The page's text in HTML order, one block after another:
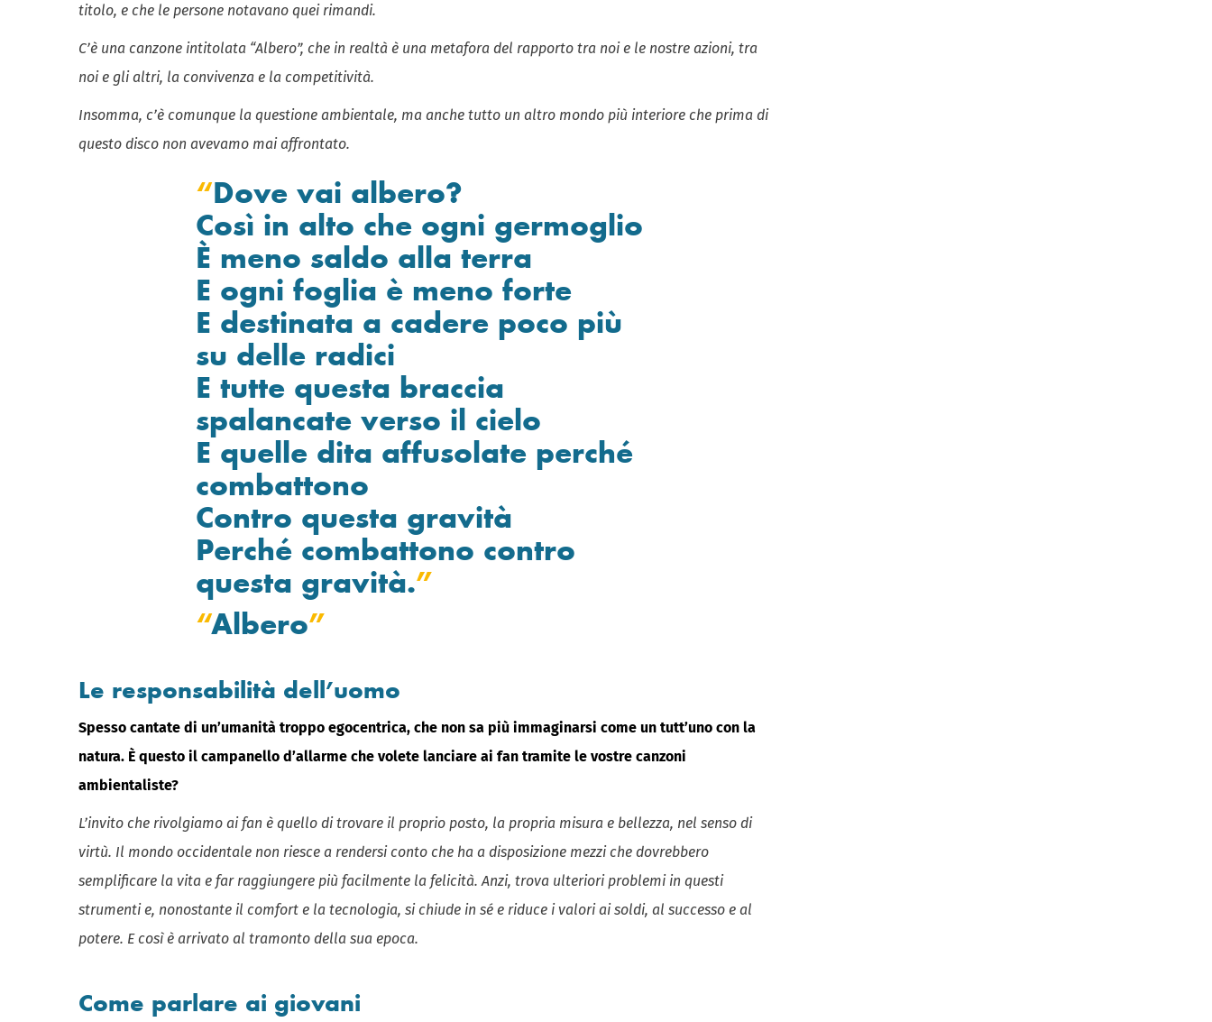
titolo, e che le persone notavano quei rimandi.
C’è una canzone intitolata “Albero”, che in realtà è una metafora del rapporto tra noi e le nostre azioni, tra
noi e gli altri, la convivenza e la competitività.
Insomma, c’è comunque la questione ambientale, ma anche tutto un altro mondo più interiore che prima di
questo disco non avevamo mai affrontato.
Dove vai albero?
Così in alto che ogni germoglio
È meno saldo alla terra
E ogni foglia è meno forte
E destinata a cadere poco più
su delle radici
E tutte questa braccia
spalancate verso il cielo
E quelle dita affusolate perché
combattono
Contro questa gravità
Perché combattono contro
questa gravità.
Albero
Le responsabilità dell’uomo
Spesso cantate di un’umanità troppo egocentrica, che non sa più immaginarsi come un tutt’uno con la
natura. È questo il campanello d’allarme che volete lanciare ai fan tramite le vostre canzoni
ambientaliste?
L’invito che rivolgiamo ai fan è quello di trovare il proprio posto, la propria misura e bellezza, nel senso di
virtù. Il mondo occidentale non riesce a rendersi conto che ha a disposizione mezzi che dovrebbero
semplificare la vita e far raggiungere più facilmente la felicità. Anzi, trova ulteriori problemi in questi
strumenti e, nonostante il comfort e la tecnologia, si chiude in sé e riduce i valori ai soldi, al successo e al
potere. E così è arrivato al tramonto della sua epoca.
Come parlare ai giovani